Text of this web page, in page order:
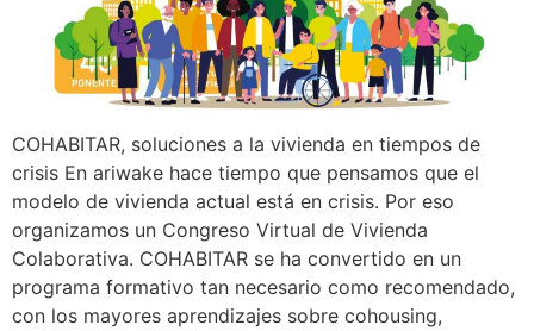
COHABITAR, soluciones a la vivienda en tiempos de
crisis En ariwake hace tiempo que pensamos que el
modelo de vivienda actual está en crisis. Por eso
organizamos un Congreso Virtual de Vivienda
Colaborativa. COHABITAR se ha convertido en un
programa formativo tan necesario como recomendado,
con los mayores aprendizajes sobre cohousing,